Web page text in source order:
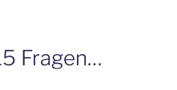
Fragen…